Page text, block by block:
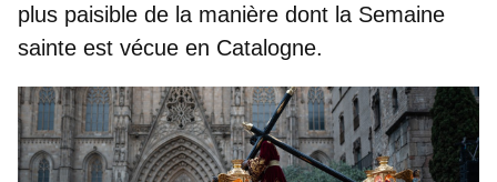
plus paisible de la manière dont la Semaine
sainte est vécue en Catalogne.